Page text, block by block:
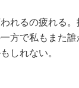
れるの疲れる。
方で私もまた
しれない。